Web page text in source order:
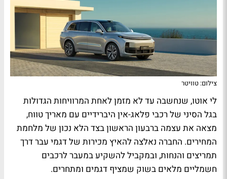
צילום: טוויטר
לי אוטו, שנחשבה עד לא מזמן לאחת המרוויחות הגדולות
בגל הסיני של רכבי פלאג-אין היברידיים עם מאריך טווח,
מצאה את עצמה ברבעון הראשון בצד הלא נכון של מלחמת
המחירים. החברה נאלצה להאיץ מכירות של דגמי עבר דרך
תמריצים והנחות, ובמקביל להשקיע במעבר לרכבים
חשמליים מלאים בשוק שמציף דגמים ומתחרים.